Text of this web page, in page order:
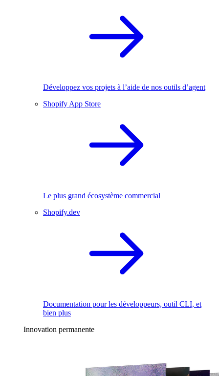
Développez vos projets à l’aide de nos outils d’agent
Shopify App Store
Le plus grand écosystème commercial
Shopify.dev
Documentation pour les développeurs, outil CLI, et
bien plus
Innovation permanente